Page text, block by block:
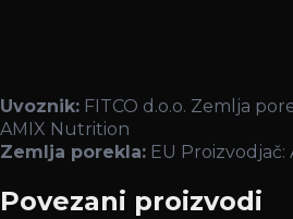
Uvoznik: FITCO d.o.o. Zemlja
AMIX Nutrition
Zemlja porekla: EU
Povezani proizvodi